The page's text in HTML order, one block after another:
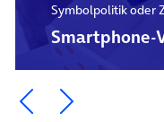
Symbolpolitik oder
Smartphone-
Ein Element
Ein Element